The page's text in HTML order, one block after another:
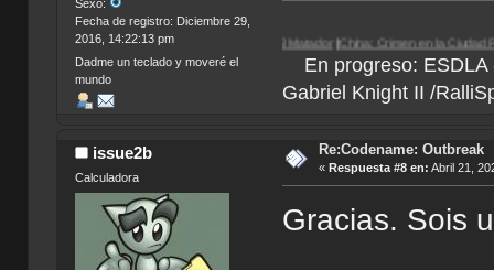
Sexo:
Fecha de registro: Diciembre 29,
2016, 14:22:13 pm
Dadme un teclado y moveré el
mundo
Egipto 1156 a.C.| Paradigm | China: Crimen en la Ciudad Prohibida
En progreso: ESDLA
Gabriel Knight II /
issue2b
Calculadora
Re:Codename: Outbreak
« Respuesta #8 en: Abril 21,
Gracias. Sois